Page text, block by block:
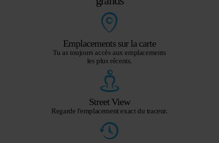
Emplacements sur la carte
Tu as toujours accès aux emplacements
les plus récents.
Street View
Regarde l'emplacement exact du traceur.